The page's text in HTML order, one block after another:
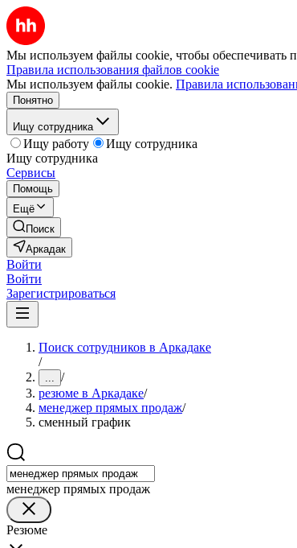
Мы используем файлы cookie, чтобы обеспечивать
Правила использования файлов cookie
Мы используем файлы cookie. Правила
Понятно
Ищу сотрудника
Ищу работу
Ищу сотрудника
Ищу сотрудника
Сервисы
Помощь
Ещё
Поиск
Аркадак
Войти
Войти
Зарегистрироваться
Поиск сотрудников в Аркадаке
/
... /
резюме в Аркадаке/
менеджер прямых продаж/
сменный график
менеджер прямых продаж
Резюме